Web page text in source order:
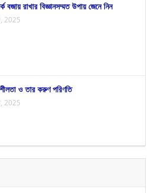
বজায় রাখার বিজ্ঞানসম্মত উপায় জেনে নিন
2025
ও তার করুণ পরিণতি
2025